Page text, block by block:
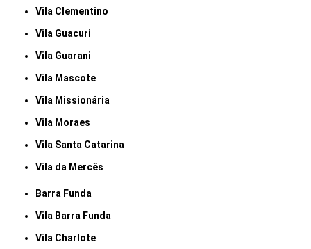
Vila Clementino
Vila Guacuri
Vila Guarani
Vila Mascote
Vila Missionária
Vila Moraes
Vila Santa Catarina
Vila da Mercês
Barra Funda
Vila Barra Funda
Vila Charlote